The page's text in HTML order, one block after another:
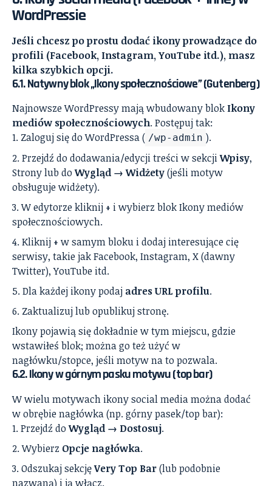
WordPressie
Jeśli chcesz po prostu dodać ikony prowadzące do
profili (Facebook, Instagram, YouTube itd.), masz
kilka szybkich opcji.
6.1. Natywny blok „Ikony społecznościowe” (Gutenberg)
Najnowsze WordPressy mają wbudowany blok Ikony
mediów społecznościowych. Postępuj tak:
Zaloguj się do WordPressa ( /wp-admin ).
Przejdź do dodawania/edycji treści w sekcjiWpisy,
Strony lub doWygląd → Widżety(jeśli motyw
obsługuje widżety).
W edytorze kliknij + i wybierz blok Ikony mediów
społecznościowych.
Kliknij + w samym bloku i dodaj interesujące cię
serwisy, takie jak Facebook, Instagram, X (dawny
Twitter), YouTube itd.
Dla każdej ikony podaj adres URL profilu.
Zaktualizuj lub opublikuj stronę.
Ikony pojawią się dokładnie w tym miejscu, gdzie
wstawiłeś blok; można go też użyć w
nagłówku/stopce, jeśli motyw na to pozwala.
6.2. Ikony w górnym pasku motywu (top bar)
W wielu motywach ikony social media można dodać
w obrębie nagłówka (np. górny pasek/top bar):
Przejdź doWygląd → Dostosuj.
Wybierz Opcje nagłówka.
Odszukaj sekcjęVery Top Bar(lub podobnie
nazwaną) i ją włącz.